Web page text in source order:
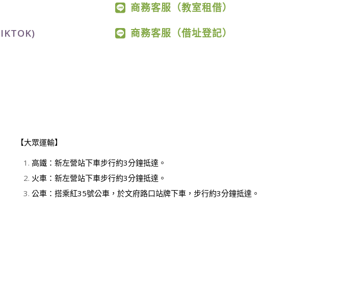
商務客服（教室租借）
商務客服（借址登記）
【大眾運輸】
高鐵：新左營站下車步行約3分鐘抵達。
火車：新左營站下車步行約3分鐘抵達。
公車：搭乘紅35號公車，於文府路口站牌下車，步行約3分鐘抵達。